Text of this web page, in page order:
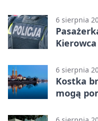
6 sierpnia
6 sierpnia
Kostka
mogą